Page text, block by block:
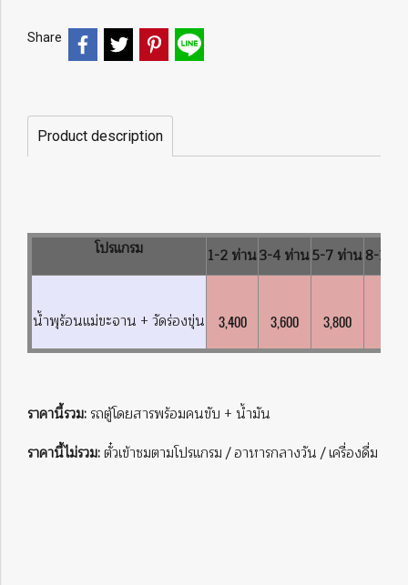
Share
Product description
โปรแกรม 1-2 ท่าน3-4 ท่าน5-7 ท่าน8-10
น้ำพุร้อนแม่ขะจาน + วัดร่องขุ่น 3,400 3,600 3,800
ราคานี้รวม: รถตู้โดยสารพร้อมคนขับ + น้ำมัน
ราคานี้ไม่รวม:ตั๋วเข้าชมตามโปรแกรม / อาหารกลางวัน / เครื่องดื่ม